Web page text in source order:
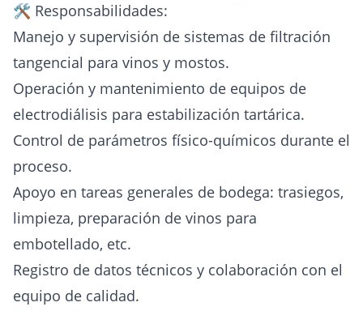
🛠️ Responsabilidades:
Manejo y supervisión de sistemas de filtración
tangencial para vinos y mostos.
Operación y mantenimiento de equipos de
electrodiálisis para estabilización tartárica.
Control de parámetros físico-químicos durante el
proceso.
Apoyo en tareas generales de bodega: trasiegos,
limpieza, preparación de vinos para
embotellado, etc.
Registro de datos técnicos y colaboración con el
equipo de calidad.